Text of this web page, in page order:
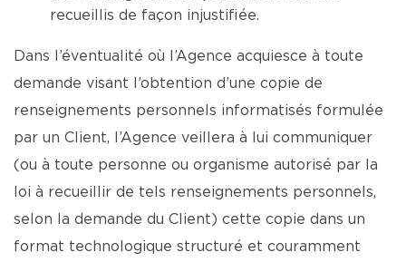
recueillis de façon injustifiée.
Dans l’éventualité où l’Agence acquiesce à toute
demande visant l’obtention d’une copie de
renseignements personnels informatisés formulée
par un Client, l’Agence veillera à lui communiquer
(ou à toute personne ou organisme autorisé par la
loi à recueillir de tels renseignements personnels,
selon la demande du Client) cette copie dans un
format technologique structuré et couramment